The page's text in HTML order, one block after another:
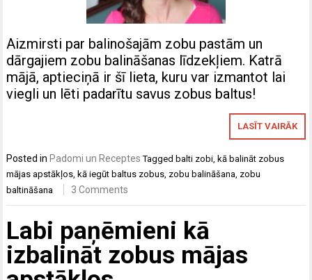
Aizmirsti par balinošajām zobu pastām un
dārgajiem zobu balināšanas līdzekļiem. Katrā
mājā, aptieciņā ir šī lieta, kuru var izmantot lai
viegli un lēti padarītu savus zobus baltus!
LASĪT VAIRĀK
Posted in Padomi un Receptes Taggedbalti zobi ,kā balināt zobus
mājas apstākļos ,kā iegūt baltus zobus zobu balināšana zobu
baltināšana
3 Comments
Labi paņēmieni kā
izbalināt zobus mājas